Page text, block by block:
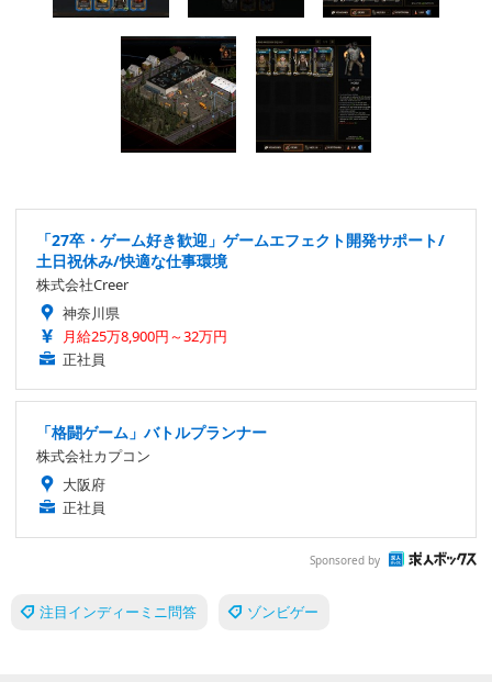
「27卒・ゲーム好き歓迎」ゲームエフェクト開発サポート/
土日祝休み/快適な仕事環境
株式会社Creer
神奈川県
月給25万8,900円～32万円
正社員
「格闘ゲーム」バトルプランナー
株式会社カプコン
大阪府
正社員
Sponsored by
注目インディーミニ問答 ゾンビゲー